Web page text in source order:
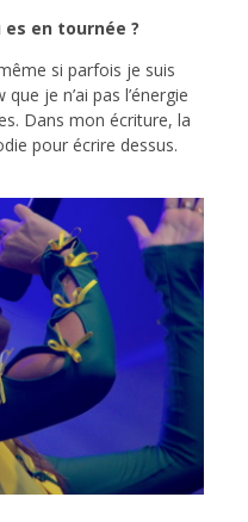
en tournée ?
si parfois je suis
je n’ai pas l’énergie
Dans mon écriture, la
pour écrire dessus.